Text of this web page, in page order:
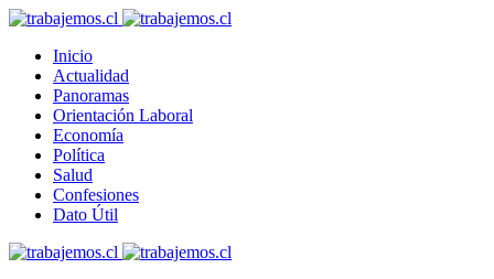
Inicio
Actualidad
Panoramas
Orientación Laboral
Economía
Política
Salud
Confesiones
Dato Útil